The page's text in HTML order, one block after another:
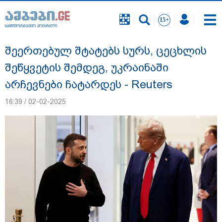
საინფორმაციო პორტალი
"ნია იმნაძის სახლში ფარული მოსასმენი
იყო დამონტაჟებული, "მეტასთანაც"
თანამშრომლობდა პროკურატურა" - რა
დეტალებზე საუბრობს პროკურატურა
საინფორმაციო პორტალი
შეერთებულ შტატებს სურს, ცეცხლის
შეწყვეტის შემდეგ, უკრაინაში
არჩევნები ჩატარდეს - Reuters
16:39 / 02-02-2025